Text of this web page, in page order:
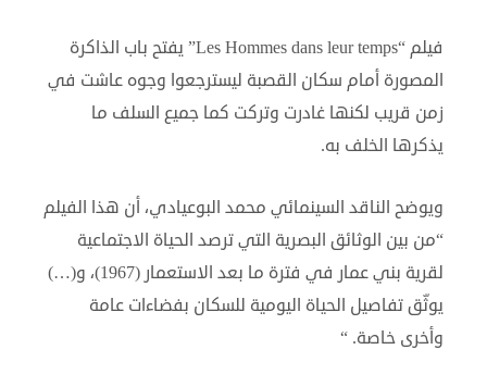
فيلم “Les Hommes dans leur temps” يفتح باب الذاكرة
المصورة أمام سكان القصبة ليسترجعوا وجوه عاشت في
زمن قريب لكنها غادرت وتركت كما جميع السلف ما
يذكرها الخلف به.
ويوضح الناقد السينمائي محمد البوعيادي، أن هذا الفيلم
“من بين الوثائق البصرية التي ترصد الحياة الاجتماعية
لقرية بني عمار في فترة ما بعد الاستعمار (1967)، و(…)
يوثّق تفاصيل الحياة اليومية للسكان بفضاءات عامة
وأخرى خاصة. “